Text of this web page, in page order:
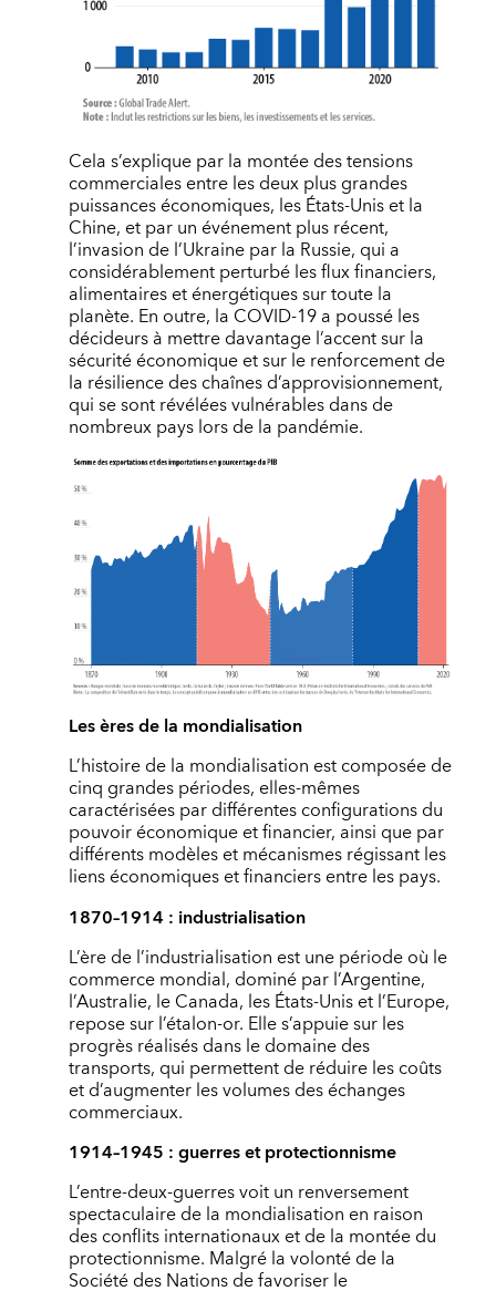
Cela s’explique par la montée des tensions
commerciales entre les deux plus grandes
puissances économiques, les États-Unis et la
Chine, et par un événement plus récent,
l’invasion de l’Ukraine par la Russie, qui a
considérablement perturbé les flux financiers,
alimentaires et énergétiques sur toute la
planète. En outre, la COVID-19 a poussé les
décideurs à mettre davantage l’accent sur la
sécurité économique et sur le renforcement de
la résilience des chaînes d’approvisionnement,
qui se sont révélées vulnérables dans de
nombreux pays lors de la pandémie.
Les ères de la mondialisation
L’histoire de la mondialisation est composée de
cinq grandes périodes, elles-mêmes
caractérisées par différentes configurations du
pouvoir économique et financier, ainsi que par
différents modèles et mécanismes régissant les
liens économiques et financiers entre les pays.
1870–1914 : industrialisation
L’ère de l’industrialisation est une période où le
commerce mondial, dominé par l’Argentine,
l’Australie, le Canada, les États-Unis et l’Europe,
repose sur l’étalon-or. Elle s’appuie sur les
progrès réalisés dans le domaine des
transports, qui permettent de réduire les coûts
et d’augmenter les volumes des échanges
commerciaux.
1914–1945 : guerres et protectionnisme
L’entre-deux-guerres voit un renversement
spectaculaire de la mondialisation en raison
des conflits internationaux et de la montée du
protectionnisme. Malgré la volonté de la
Société des Nations de favoriser le